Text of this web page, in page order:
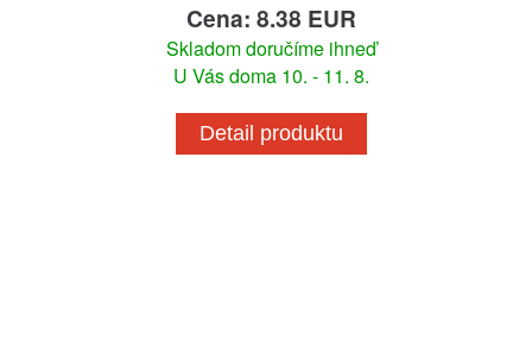
Cena: 8.38 EUR
Skladom doručíme ihneď
U Vás doma 10. - 11. 8.
Detail produktu